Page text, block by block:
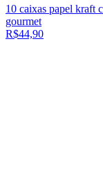
10 caixas papel kraft
gourmet
R$44,90